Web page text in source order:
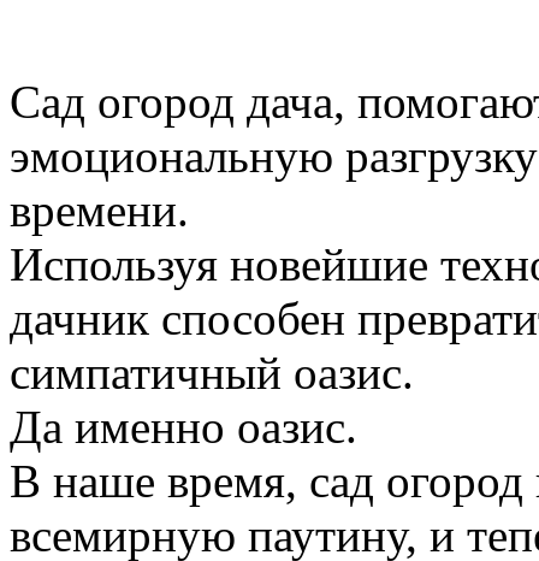
Сад огород дача,
эмоциональную
времени.
Используя новейшие
дачник способен
симпатичный оазис.
Да именно оазис.
В наше время, сад огород
всемирную паутину, и